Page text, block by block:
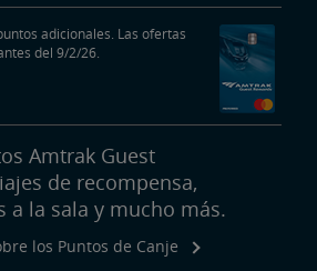
adicionales. Las ofertas
del 9/2/26.
Amtrak Guest
de recompensa,
a la sala y mucho más.
los Puntos de Canje